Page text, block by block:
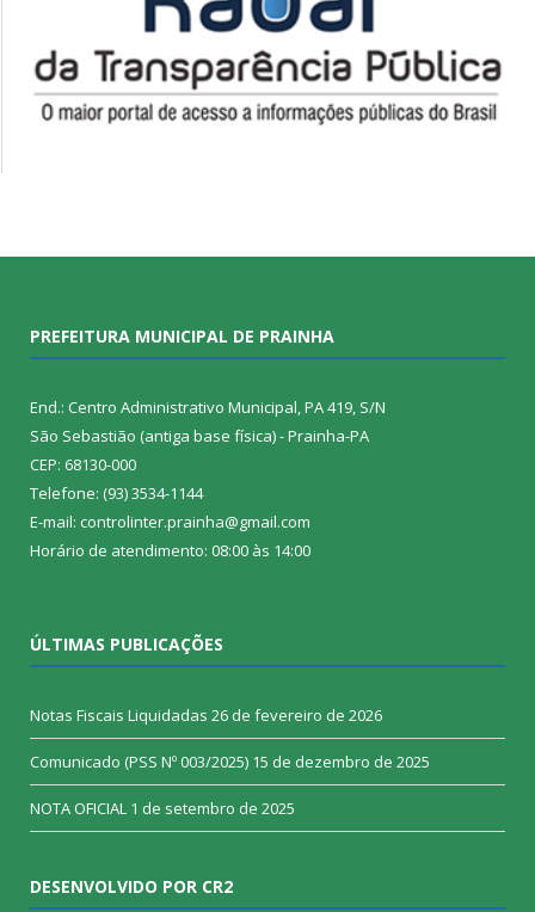
PREFEITURA MUNICIPAL DE PRAINHA
End.: Centro Administrativo Municipal, PA 419, S/N
São Sebastião (antiga base física) - Prainha-PA
CEP: 68130-000
Telefone: (93) 3534-1144
E-mail: controlinter.prainha@gmail.com
Horário de atendimento: 08:00 às 14:00
ÚLTIMAS PUBLICAÇÕES
Notas Fiscais Liquidadas 26 de fevereiro de 2026
Comunicado (PSS Nº 003/2025) 15 de dezembro de 2025
NOTA OFICIAL 1 de setembro de 2025
DESENVOLVIDO POR CR2